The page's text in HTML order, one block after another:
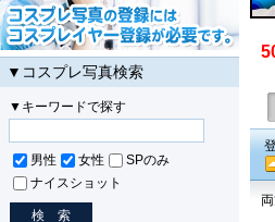
▼コスプレ写真検索
▼キーワードで探す
男性 女性
SPのみ
ナイスショット